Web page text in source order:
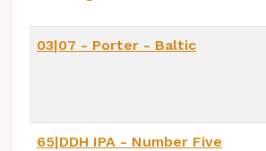
03|07 - Porter - Baltic
65|DDH IPA - Number Five